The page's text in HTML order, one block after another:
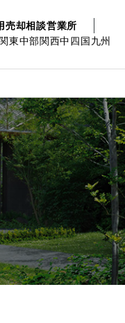
売却相談営業所
東中部関西中四国九州